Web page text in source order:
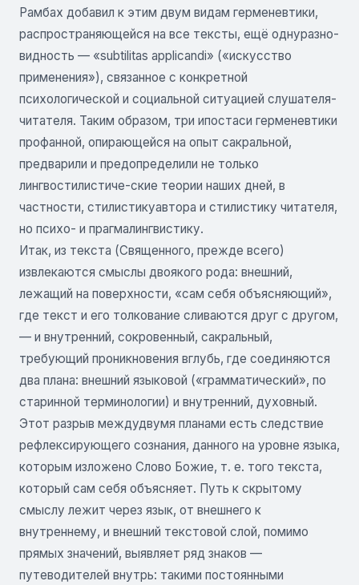
Рамбах добавил к этим двум видам герменевтики,
распространяющейся на все тексты, ещё однуразно-
видность — «subtilitas applicandi» («искусство
применения»), связанное с конкретной
психологической и социальной ситуацией слушателя-
читателя. Таким образом, три ипостаси герменевтики
профанной, опирающейся на опыт сакральной,
предварили и предопределили не только
лингвостилистиче-ские теории наших дней, в
частности, стилистикуавтора и стилистику читателя,
но психо- и прагмалингвистику.
Итак, из текста (Священного, прежде всего)
извлекаются смыслы двоякого рода: внешний,
лежащий на поверхности, «сам себя объясняющий»,
где текст и его толкование сливаются друг с другом,
— и внутренний, сокровенный, сакральный,
требующий проникновения вглубь, где соединяются
два плана: внешний языковой («грамматический», по
старинной терминологии) и внутренний, духовный.
Этот разрыв междудвумя планами есть следствие
рефлексирующего сознания, данного на уровне языка,
которым изложено Слово Божие, т. е. того текста,
который сам себя объясняет. Путь к скрытому
смыслу лежит через язык, от внешнего к
внутреннему, и внешний текстовой слой, помимо
прямых значений, выявляет ряд знаков —
путеводителей внутрь: такими постоянными